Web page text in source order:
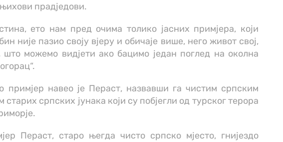
прадједови.
ето нам пред очима толико јасних примјера, који
није пазио своју вјеру и обичаје више, него живот свој,
што можемо видјети ако бацимо један поглед на околна
примјер навео је Пераст, назвавши га чистим српским
старих српских јунака који су побјегли од турског терора
Пераст, старо његда чисто српско мјесто, гнијездо